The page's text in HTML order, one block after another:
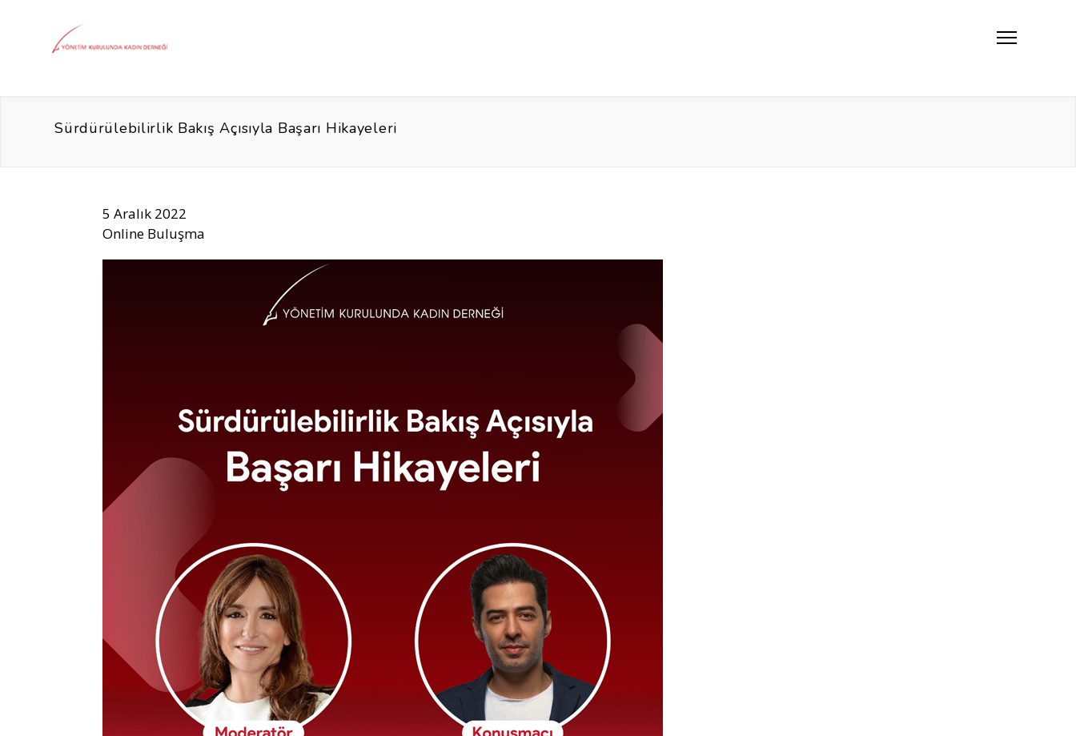
Sürdürülebilirlik Bakış Açısıyla Başarı Hikayeleri
5 Aralık 2022
Online Buluşma